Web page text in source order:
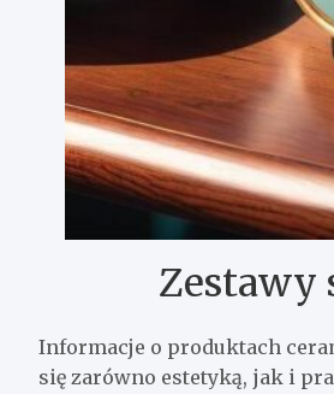
Zestawy
Informacje o produktach
się zarówno estetyką, jak i